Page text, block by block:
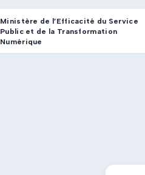
Ministère de l’Efficacité du Service
Public et de la Transformation
Numérique